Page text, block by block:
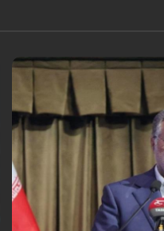
المتخصّصة وتقنياتها الحديثة،